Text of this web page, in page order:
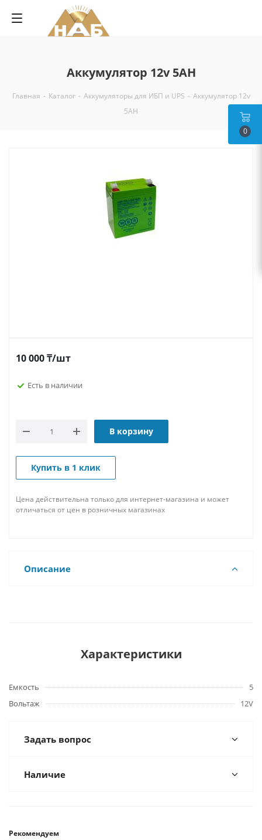
Аккумулятор 12v 5AH
Главная - Каталог - Аккумуляторы для ИБП и UPS - Аккумулятор 12v
5AH
10 000₸/шт
Есть в наличии
В корзину
Купить в 1 клик
Цена действительна только для интернет-магазина и может
отличаться от цен в розничных магазинах
Описание
Характеристики
Емкость
5
Вольтаж
12V
Задать вопрос
Наличие
Рекомендуем
0